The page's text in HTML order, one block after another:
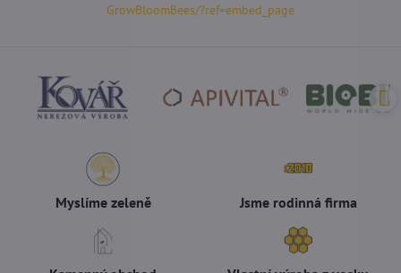
GrowBloomBees/?ref=embed_page
Myslíme zeleně Jsme rodinná firma